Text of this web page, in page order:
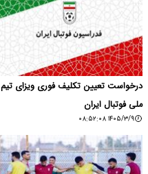
درخواست تعیین تکلیف فوری ویزای تیم
ملی فوتبال ایران
۱۴۰۵/۳/۹ ۰۸:۵۲:۰۸